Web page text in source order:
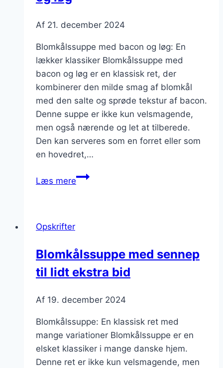
Af 21. december 2024
Blomkålssuppe med bacon og løg: En
lækker klassiker Blomkålssuppe med
bacon og løg er en klassisk ret, der
kombinerer den milde smag af blomkål
med den salte og sprøde tekstur af bacon.
Denne suppe er ikke kun velsmagende,
men også nærende og let at tilberede.
Den kan serveres som en forret eller som
en hovedret,…
Læs mereBlomkålssuppe
Opskrifter
Blomkålssuppe med sennep
til lidt ekstra bid
Af 19. december 2024
Blomkålssuppe: En klassisk ret med
mange variationer Blomkålssuppe er en
elsket klassiker i mange danske hjem.
Denne ret er ikke kun velsmagende, men